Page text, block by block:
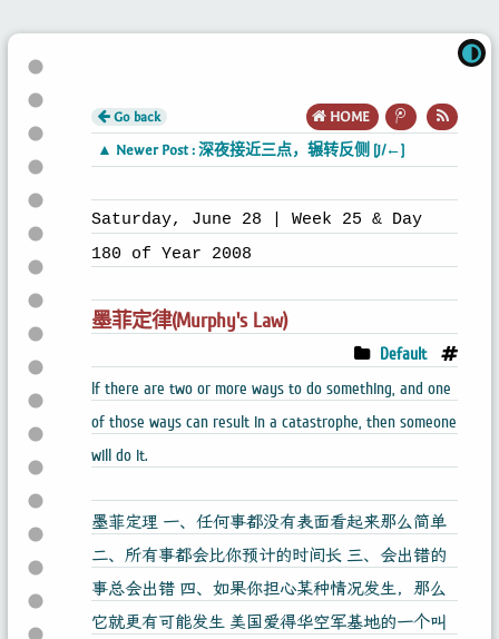
HOME
Go back
▲ Newer Post : 深夜接近三点，辗转反侧 [J/←]
Saturday, June 28 | Week 25 & Day
180 of Year 2008
墨菲定律(Murphy's Law)
Default
If there are two or more ways to do something, and one
of those ways can result in a catastrophe, then someone
will do it.
墨菲定理 一、任何事都没有表面看起来那么简单
二、所有事都会比你预计的时间长 三、会出错的
事总会出错 四、如果你担心某种情况发生，那么
它就更有可能发生 美国爱得华空军基地的一个叫